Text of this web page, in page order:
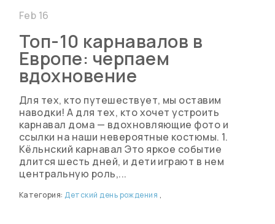
Топ-10 карнавалов в
Европе: черпаем
вдохновение
Для тех, кто путешествует, мы оставим
наводки! А для тех, кто хочет устроить
карнавал дома — вдохновляющие фото и
ссылки на наши невероятные костюмы. 1.
Кёльнский карнавал Это яркое событие
длится шесть дней, и дети играют в нем
центральную роль,...
Feb 16
Категория:Детский день рождения ,